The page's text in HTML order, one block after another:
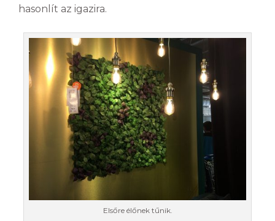
hasonlít az igazira.
Elsőre élőnek tűnik.